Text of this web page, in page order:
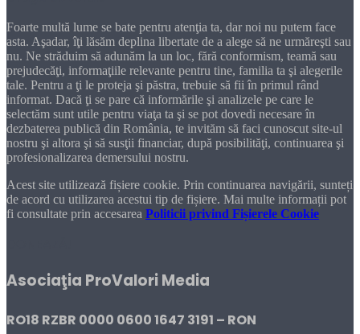
Foarte multă lume se bate pentru atenţia ta, dar noi nu putem face
asta. Aşadar, îţi lăsăm deplina libertate de a alege să ne urmăreşti sau
nu. Ne străduim să adunăm la un loc, fără conformism, teamă sau
prejudecăţi, informaţiile relevante pentru tine, familia ta şi alegerile
tale. Pentru a ţi le proteja şi păstra, trebuie să fii în primul rând
informat. Dacă ţi se pare că informările şi analizele pe care le
selectăm sunt utile pentru viaţa ta şi se pot dovedi necesare în
dezbaterea publică din România, te invităm să faci cunoscut site-ul
nostru şi altora şi să susţii financiar, după posibilităţi, continuarea şi
profesionalizarea demersului nostru.
Acest site utilizează fișiere cookie. Prin continuarea navigării, sunteți
de acord cu utilizarea acestui tip de fișiere. Mai multe informații pot
fi consultate prin accesarea Politicii privind Fișierele Cookie
Asociaţia ProValori Media
RO18 RZBR 0000 0600 1647 3191 – RON